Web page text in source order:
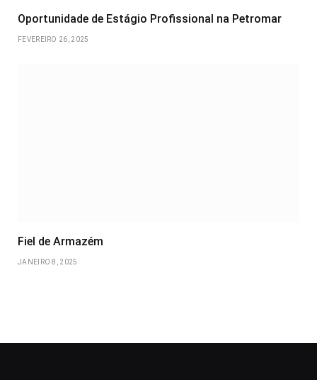
Oportunidade de Estágio Profissional na Petromar
FEVEREIRO 26, 2025
Fiel de Armazém
JANEIRO 8, 2025